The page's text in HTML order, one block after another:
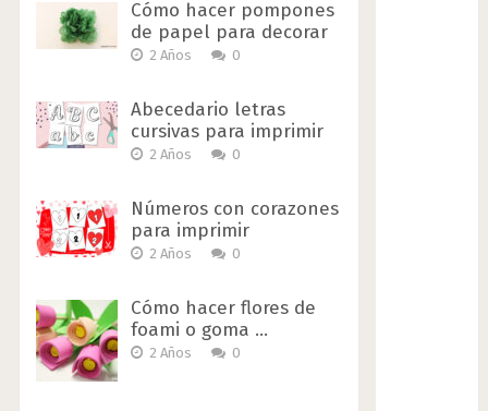
Cómo hacer pompones
de papel para decorar
2 Años 0
Abecedario letras
cursivas para imprimir
2 Años 0
Números con corazones
para imprimir
2 Años 0
Cómo hacer flores de
foami o goma …
2 Años 0